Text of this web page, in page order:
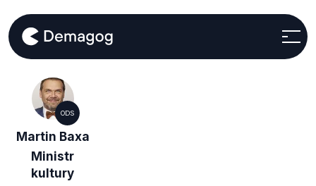
ODS
Martin Baxa
Ministr
kultury